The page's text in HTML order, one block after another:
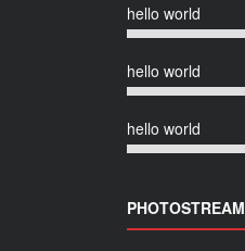
hello world
hello world
hello world
PHOTOSTREAM